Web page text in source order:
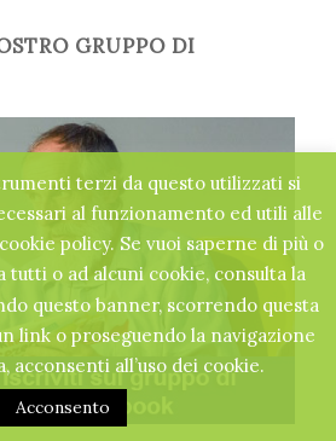
GRUPPO DI
terzi da questo utilizzati si
al funzionamento ed utili alle
policy. Se vuoi saperne di più o
tutti o ad alcuni cookie, consulta la
questo banner, scorrendo questa
link o proseguendo la navigazione
acconsenti all’uso dei cookie.
Acconsento